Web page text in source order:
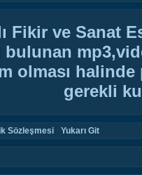
Fikir ve Sanat
bulunan
olması
gerekli
Sözleşmesi Yukarı Git